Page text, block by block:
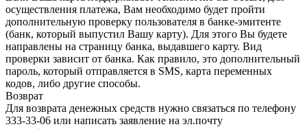
осуществления платежа, Вам необходимо будет пройти
дополнительную проверку пользователя в банке-эмитенте
(банк, который выпустил Вашу карту). Для этого Вы будете
направлены на страницу банка, выдавшего карту. Вид
проверки зависит от банка. Как правило, это дополнительный
пароль, который отправляется в SMS, карта переменных
кодов, либо другие способы.
Возврат
Для возврата денежных средств нужно связаться по телефону
333-33-06 или написать заявление на эл.почту